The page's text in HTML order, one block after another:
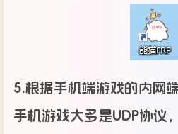
5.根据手机端游戏的内网
手机游戏大多是UDP协议